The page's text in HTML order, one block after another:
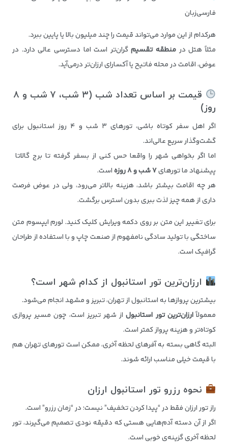
فارسی‌زبان
هرکدام از این موارد می‌تواند قیمت را چند میلیون بالا یا پایین ببرد.
مثلاً هتل در منطقه تقسیمگران‌تر است اما دسترسی عالی دارد. در
عوض، اقامت در محله فاتیح یا آکسارای ارزان‌تر درمی‌آید.
قیمت بر اساس تعداد شب (۳ شب، ۷شب و ۸
روز)
اگر اهل سفر کوتاه باشی، تورهای ۳ شب و ۴ روز استانبول برای
گشت‌و‌گذار سریع عالی‌اند.
اما اگر بخواهی شهر را واقعا حس کنی از بسفر گرفته تا برج گالاتا
پیشنهاد ما تورهای۷شب و۸روزهاست.
هر چه اقامت بیشتر باشد، هزینه بالاتر می‌رود، ولی در عوض فرصت
داری از همه چیز لذت ببری بدون استرس برگشت.
برای تغییر این متن بر روی دکمه ویرایش کلیک کنید. لورم ایپسوم متن
ساختگی با تولید سادگی نامفهوم از صنعت چاپ و با استفاده از طراحان
گرافیک است.
ارزان‌ترین تور استانبول از کدام شهر است؟
بیشترین پروازها به استانبول از تهران، تبریز و مشهد انجام می‌شود.
معمولاًارزان‌ترین تور استانبولاز شهر تبریز است، چون مسیر پروازی
کوتاه‌تر و هزینه پرواز کمتر است.
البته گاهی بسته به آفرهای لحظه آخری، ممکن است تورهای تهران هم
با قیمت خیلی مناسب ارائه شوند.
نحوه رزرو تور استانبول ارزان
راز تور ارزان فقط در “پیدا کردن تخفیف” نیست؛ در “زمان رزرو” است.
اگر از آن دسته آدم‌هایی هستی که دقیقه نودی تصمیم می‌گیرند، تور
لحظه آخری گزینه‌ی خوبی است.